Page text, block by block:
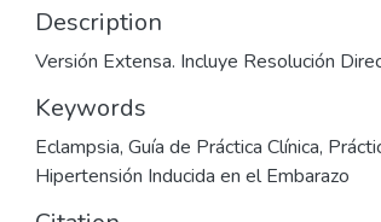
Description
Versión Extensa. Incluye Resolución
Keywords
Eclampsia, Guía de Práctica Clínica,
Hipertensión Inducida en el Embarazo